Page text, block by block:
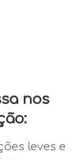
nos
leves e